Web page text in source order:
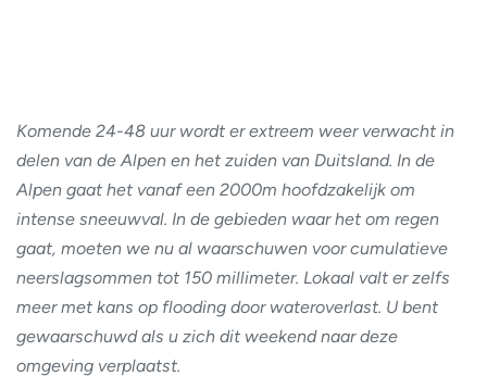
Komende 24-48 uur wordt er extreem weer verwacht in
delen van de Alpen en het zuiden van Duitsland. In de
Alpen gaat het vanaf een 2000m hoofdzakelijk om
intense sneeuwval. In de gebieden waar het om regen
gaat, moeten we nu al waarschuwen voor cumulatieve
neerslagsommen tot 150 millimeter. Lokaal valt er zelfs
meer met kans op flooding door wateroverlast. U bent
gewaarschuwd als u zich dit weekend naar deze
omgeving verplaatst.